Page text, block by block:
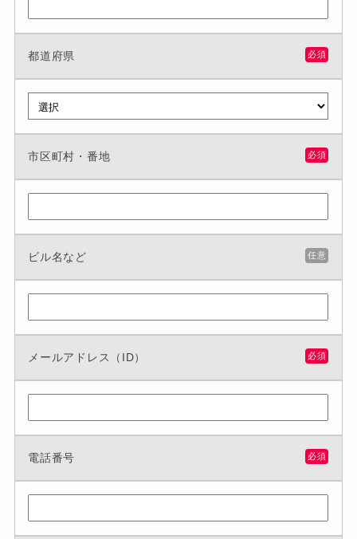
都道府県 必須
市区町村・番地 必須
ビル名など 任意
メールアドレス（ID） 必須
電話番号 必須